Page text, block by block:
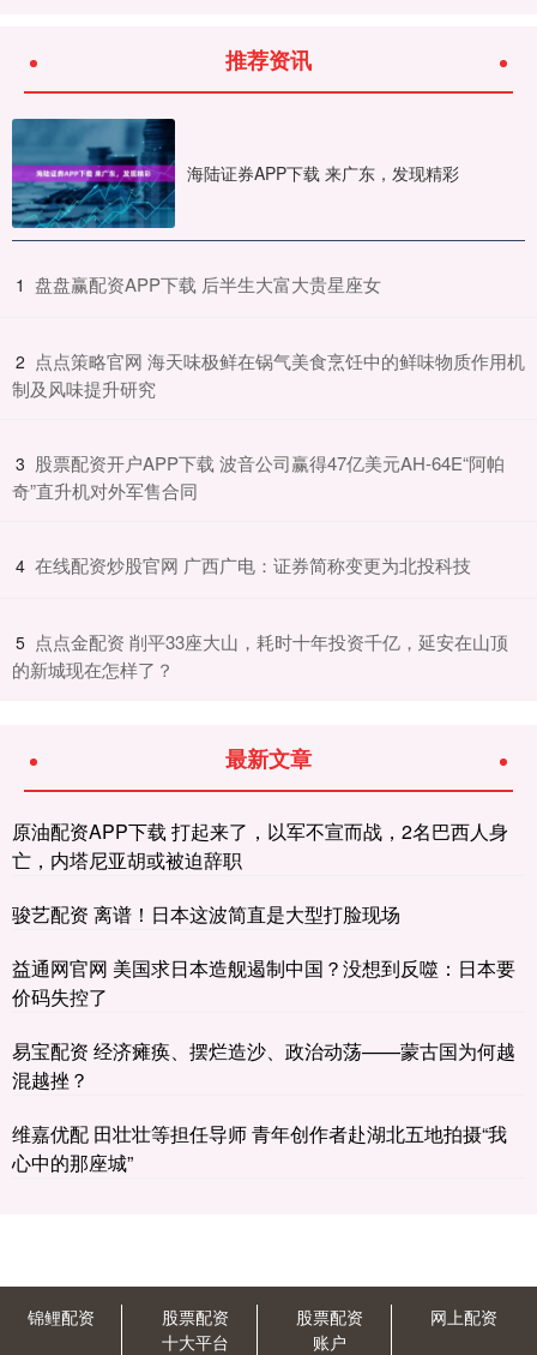
推荐资讯
海陆证券APP下载 来广东，发现精彩
1 ​盘盘赢配资APP下载 后半生大富大贵星座女
2 ​点点策略官网 海天味极鲜在锅气美食烹饪中的鲜味物质作用机
制及风味提升研究
3 ​股票配资开户APP下载 波音公司赢得47亿美元AH-64E“阿帕
奇”直升机对外军售合同
4 ​在线配资炒股官网 广西广电：证券简称变更为北投科技
5 ​点点金配资 削平33座大山，耗时十年投资千亿，延安在山顶
的新城现在怎样了？
最新文章
原油配资APP下载 打起来了，以军不宣而战，2名巴西人身
亡，内塔尼亚胡或被迫辞职
骏艺配资 离谱！日本这波简直是大型打脸现场
益通网官网 美国求日本造舰遏制中国？没想到反噬：日本要
价码失控了
易宝配资 经济瘫痪、摆烂造沙、政治动荡——蒙古国为何越
混越挫？
维嘉优配 田壮壮等担任导师 青年创作者赴湖北五地拍摄“我
心中的那座城”
锦鲤配资
股票配资
十大平台
股票配资
账户
网上配资